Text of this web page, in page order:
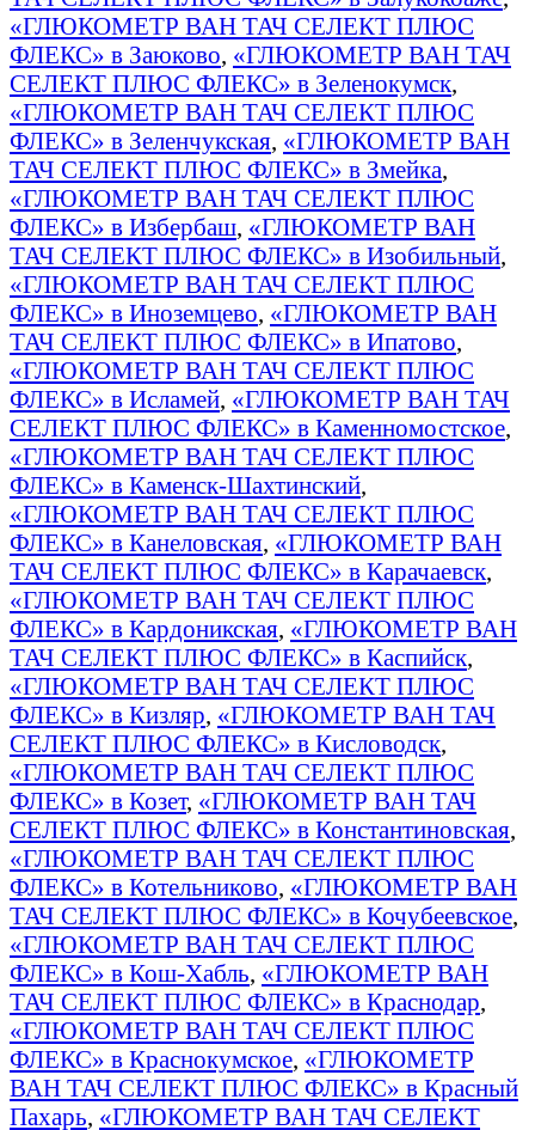
«ГЛЮКОМЕТР ВАН ТАЧ СЕЛЕКТ ПЛЮС
ФЛЕКС» в Заюково, «ГЛЮКОМЕТР ВАН ТАЧ
СЕЛЕКТ ПЛЮС ФЛЕКС» в Зеленокумск,
«ГЛЮКОМЕТР ВАН ТАЧ СЕЛЕКТ ПЛЮС
ФЛЕКС» в Зеленчукская, «ГЛЮКОМЕТР ВАН
ТАЧ СЕЛЕКТ ПЛЮС ФЛЕКС» в Змейка,
«ГЛЮКОМЕТР ВАН ТАЧ СЕЛЕКТ ПЛЮС
ФЛЕКС» в Избербаш, «ГЛЮКОМЕТР ВАН
ТАЧ СЕЛЕКТ ПЛЮС ФЛЕКС» в Изобильный,
«ГЛЮКОМЕТР ВАН ТАЧ СЕЛЕКТ ПЛЮС
ФЛЕКС» в Иноземцево, «ГЛЮКОМЕТР ВАН
ТАЧ СЕЛЕКТ ПЛЮС ФЛЕКС» в Ипатово,
«ГЛЮКОМЕТР ВАН ТАЧ СЕЛЕКТ ПЛЮС
ФЛЕКС» в Исламей, «ГЛЮКОМЕТР ВАН ТАЧ
СЕЛЕКТ ПЛЮС ФЛЕКС» в Каменномостское,
«ГЛЮКОМЕТР ВАН ТАЧ СЕЛЕКТ ПЛЮС
ФЛЕКС» в Каменск-Шахтинский,
«ГЛЮКОМЕТР ВАН ТАЧ СЕЛЕКТ ПЛЮС
ФЛЕКС» в Канеловская, «ГЛЮКОМЕТР ВАН
ТАЧ СЕЛЕКТ ПЛЮС ФЛЕКС» в Карачаевск,
«ГЛЮКОМЕТР ВАН ТАЧ СЕЛЕКТ ПЛЮС
ФЛЕКС» в Кардоникская, «ГЛЮКОМЕТР ВАН
ТАЧ СЕЛЕКТ ПЛЮС ФЛЕКС» в Каспийск,
«ГЛЮКОМЕТР ВАН ТАЧ СЕЛЕКТ ПЛЮС
ФЛЕКС» в Кизляр, «ГЛЮКОМЕТР ВАН ТАЧ
СЕЛЕКТ ПЛЮС ФЛЕКС» в Кисловодск,
«ГЛЮКОМЕТР ВАН ТАЧ СЕЛЕКТ ПЛЮС
ФЛЕКС» в Козет, «ГЛЮКОМЕТР ВАН ТАЧ
СЕЛЕКТ ПЛЮС ФЛЕКС» в Константиновская,
«ГЛЮКОМЕТР ВАН ТАЧ СЕЛЕКТ ПЛЮС
ФЛЕКС» в Котельниково, «ГЛЮКОМЕТР ВАН
ТАЧ СЕЛЕКТ ПЛЮС ФЛЕКС» в Кочубеевское,
«ГЛЮКОМЕТР ВАН ТАЧ СЕЛЕКТ ПЛЮС
ФЛЕКС» в Кош-Хабль, «ГЛЮКОМЕТР ВАН
ТАЧ СЕЛЕКТ ПЛЮС ФЛЕКС» в Краснодар,
«ГЛЮКОМЕТР ВАН ТАЧ СЕЛЕКТ ПЛЮС
ФЛЕКС» в Краснокумское, «ГЛЮКОМЕТР
ВАН ТАЧ СЕЛЕКТ ПЛЮС ФЛЕКС» в Красный
Пахарь, «ГЛЮКОМЕТР ВАН ТАЧ СЕЛЕКТ